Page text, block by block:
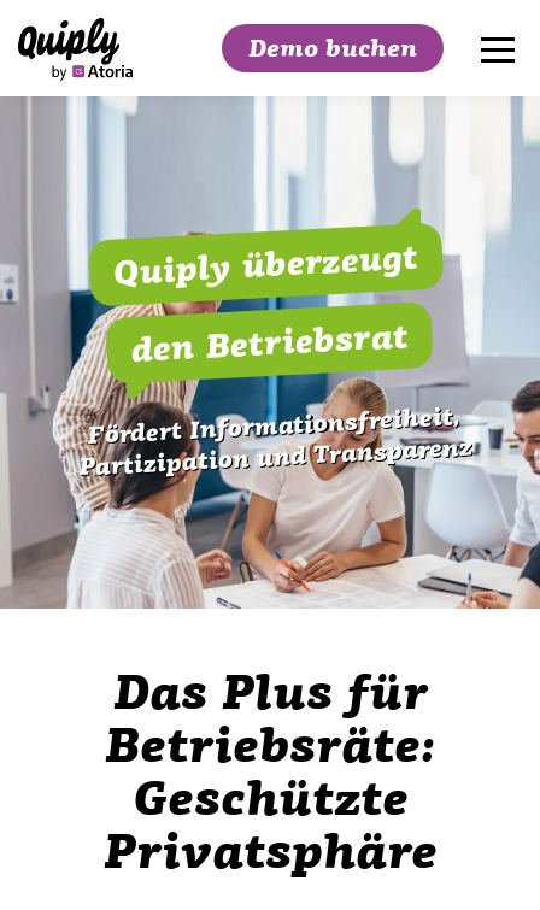
Demo buchen
Quiply überzeugt
den Betriebsrat
Fördert Informationsfreiheit,
Partizipation und Transparenz
Das Plus für
Betriebsräte:
Geschützte
Privatsphäre